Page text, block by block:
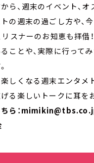
ら、週末のイベント、
の週末の過ごし方や、
スナーのお知恵も拝借！
ことや、実際に行って
しくなる週末エンタメ
る楽しいトークに耳を
ちら：